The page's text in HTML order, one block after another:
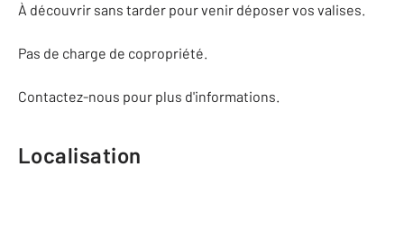
À découvrir sans tarder pour venir déposer vos valises.
Pas de charge de copropriété.
Contactez-nous pour plus d'informations.
Localisation